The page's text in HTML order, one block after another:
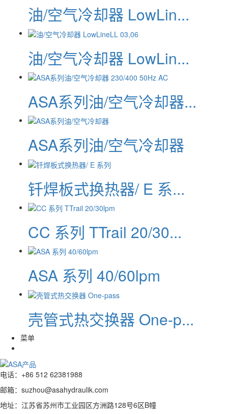
油/空气冷却器 LowLin...
油/空气冷却器 LowLin...
ASA系列油/空气冷却器...
ASA系列油/空气冷却器
钎焊板式换热器/ E 系...
CC 系列 TTrail 20/30...
ASA 系列 40/60lpm
壳管式热交换器 One-p...
菜单
电话：+86 512 62381988
邮箱：suzhou@asahydraulik.com
地址：江苏省苏州市工业园区方洲路128号6区B幢